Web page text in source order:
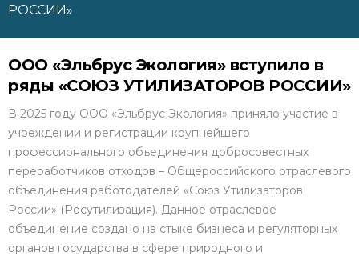
РОССИИ»
ООО «Эльбрус Экология» вступило в
ряды «СОЮЗ УТИЛИЗАТОРОВ РОССИИ»
В 2025 году ООО «Эльбрус Экология» приняло участие в
учреждении и регистрации крупнейшего
профессионального объединения добросовестных
переработчиков отходов – Общероссийского отраслевого
объединения работодателей «Союз Утилизаторов
России» (Росутилизация). Данное отраслевое
объединение создано на стыке бизнеса и регуляторных
органов государства в сфере природного и